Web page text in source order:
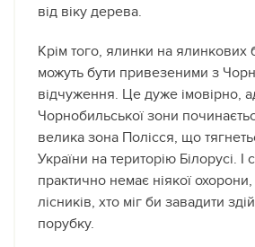
від віку дерева.
Крім того, ялинки на ялинкових
можуть бути привезеними з
відчуження. Це дуже імовірно,
Чорнобильської зони
велика зона Полісся, що
України на територію Білорусі. І
практично немає ніякої охорони,
лісників, хто міг би завадити
порубку.